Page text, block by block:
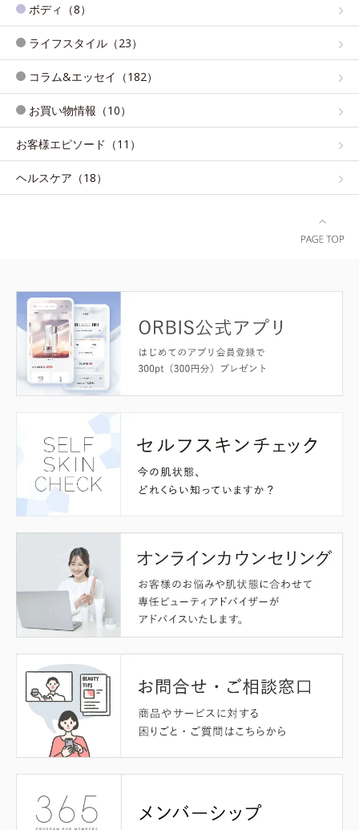
ボディ（8）
ライフスタイル（23）
コラム&エッセイ（182）
お買い物情報（10）
お客様エピソード（11）
ヘルスケア（18）